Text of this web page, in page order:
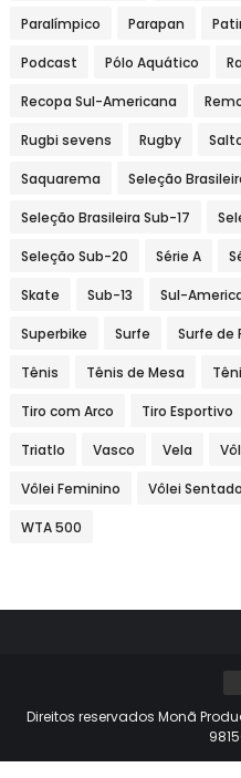
Paralímpico Parapan
Podcast Pólo Aquático
Recopa Sul-Americana
Rugbi sevens Rugby
Saquarema Seleção
Seleção Brasileira Sub-17
Seleção Sub-20 Série A
Skate Sub-13 Sul-
Superbike Surfe Surfe de
Tênis Tênis de Mesa
Tiro com Arco Tiro Esportivo
Triatlo Vasco Vela
Vôlei Feminino Vôlei Sentado
WTA 500
Direitos reservados Monã